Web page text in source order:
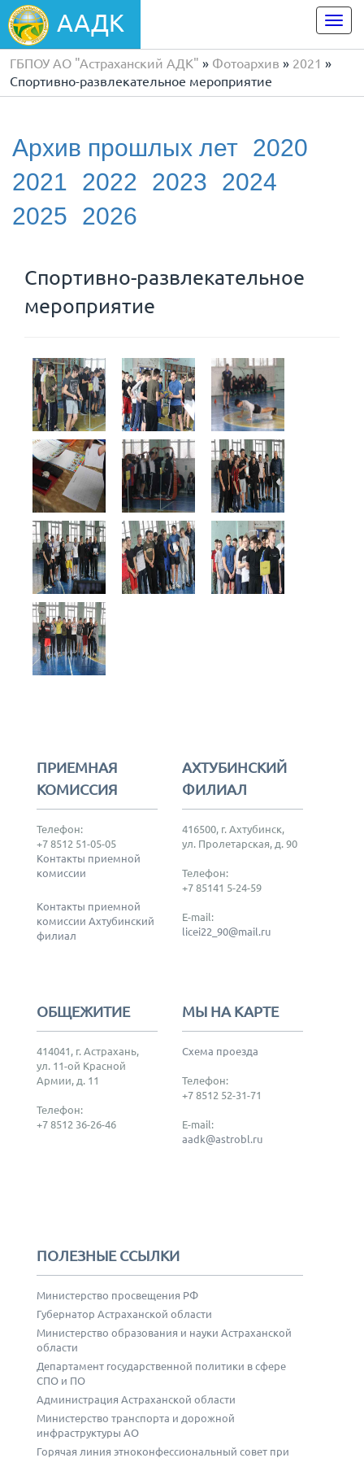
ААДК
ГБПОУ АО "Астраханский АДК" » Фотоархив » 2021 »
Спортивно-развлекательное мероприятие
Архив прошлых лет 2020
2021
2022 2023
2024
2025
2026
Спортивно-развлекательное
мероприятие
ПРИЕМНАЯ
КОМИССИЯ
Телефон:
+7 8512 51-05-05
Контакты приемной
комиссии
Контакты приемной
комиссии Ахтубинский
филиал
АХТУБИНСКИЙ
ФИЛИАЛ
416500, г. Ахтубинск,
ул. Пролетарская, д. 90
Телефон:
+7 85141 5-24-59
E-mail:
licei22_90@mail.ru
ОБЩЕЖИТИЕ
414041, г. Астрахань,
ул. 11-ой Красной
Армии, д. 11
Телефон:
+7 8512 36-26-46
МЫ НА КАРТЕ
Схема проезда
Телефон:
+7 8512 52-31-71
E-mail:
aadk@astrobl.ru
ПОЛЕЗНЫЕ ССЫЛКИ
Министерство просвещения РФ
Губернатор Астраханской области
Министерство образования и науки Астраханской
области
Департамент государственной политики в сфере
СПО и ПО
Администрация Астраханской области
Министерство транспорта и дорожной
инфраструктуры АО
Горячая линия этноконфессиональный совет при